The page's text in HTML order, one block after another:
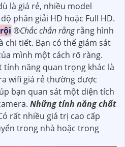
là giá rẻ, nhiều model
phân giải HD hoặc Full HD.
®️Chắc chắn rằngrằng hình
chi tiết. Bạn có thể giám sát
mình một cách rõ ràng.
tính năng quan trọng khác là
wifi giá rẻ thường được
bạn quan sát một diện tích
Những tính năng chất
rất nhiều giá trị cao cấp
trong nhà hoặc trong